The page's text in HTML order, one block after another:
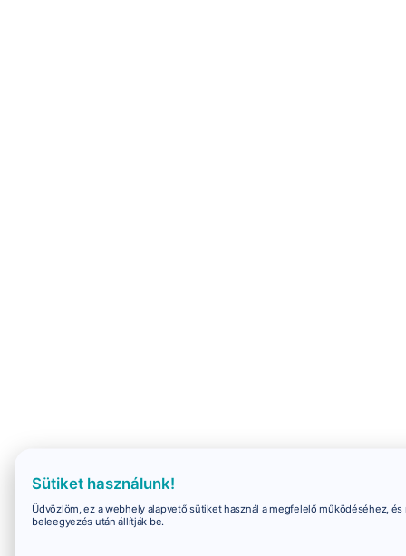
Sütiket használunk!
Üdvözlöm, ez a webhely alapvető sütiket használ a megfelelő működéséhez,
beleegyezés után állítják be.